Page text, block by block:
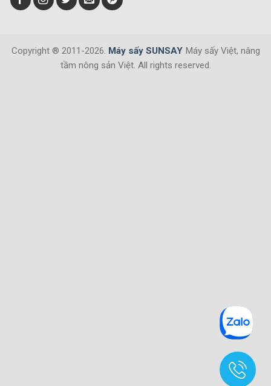
Copyright ® 2011-2026. Máy sấy SUNSAYMáy sấy Việt, nâng
tầm nông sản Việt. All rights reserved.